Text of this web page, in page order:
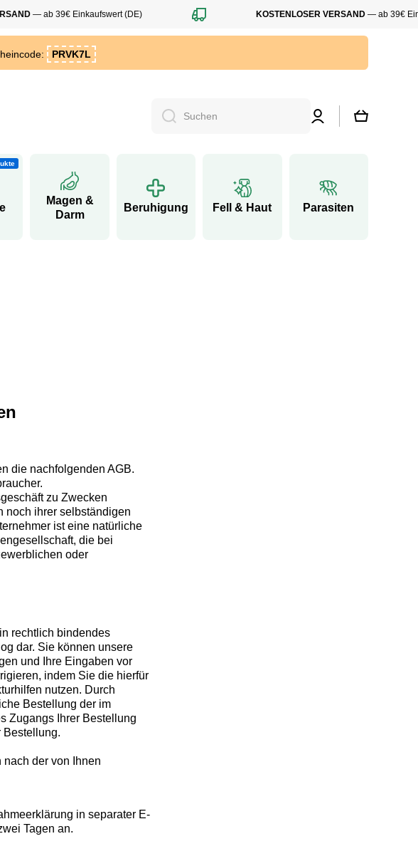
— ab 39€ Einkaufswert (DE) KOSTENLOSER VERSAND— ab 39€
PRVK7L
Suchen EinloggenWarenkorb
Magen &
Darm
Beruhigung Fell & Haut Parasiten
die nachfolgenden AGB.
zu Zwecken
noch ihrer selbständigen
ist eine natürliche
die bei
oder
rechtlich bindendes
dar. Sie können unsere
und Ihre Eingaben vor
indem Sie die hierfür
nutzen. Durch
Bestellung der im
Zugangs Ihrer Bestellung
Bestellung.
nach der von Ihnen
in separater E-
Tagen an.